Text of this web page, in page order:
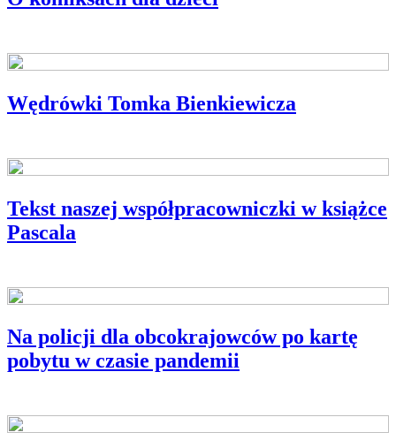
Wędrówki Tomka Bienkiewicza
Tekst naszej współpracowniczki w książce
Pascala
Na policji dla obcokrajowców po kartę
pobytu w czasie pandemii